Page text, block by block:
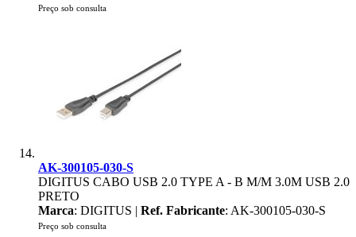
Preço sob consulta
AK-300105-030-S
DIGITUS CABO USB 2.0 TYPE A - B M/M 3.0M USB 2.0
PRETO
Marca: DIGITUS | Ref. Fabricante: AK-300105-030-S
Preço sob consulta